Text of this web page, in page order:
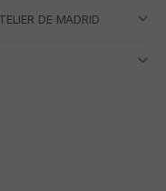
DE MADRID